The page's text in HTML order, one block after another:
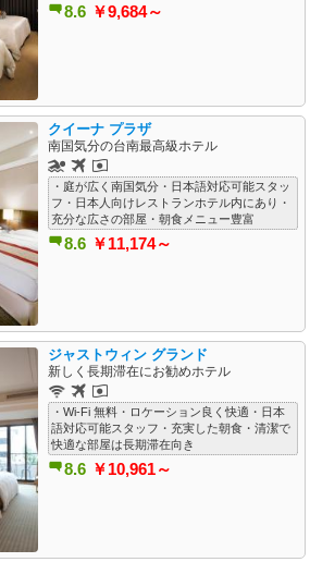
8.6 ￥9,684～
クイーナ プラザ
南国気分の台南最高級ホテル
・庭が広く南国気分・日本語対応可能スタッ
フ・日本人向けレストランホテル内にあり・
充分な広さの部屋・朝食メニュー豊富
8.6 ￥11,174～
ジャストウィン グランド
新しく長期滞在にお勧めホテル
・Wi-Fi 無料・ロケーション良く快適・日本
語対応可能スタッフ・充実した朝食・清潔で
快適な部屋は長期滞在向き
8.6 ￥10,961～